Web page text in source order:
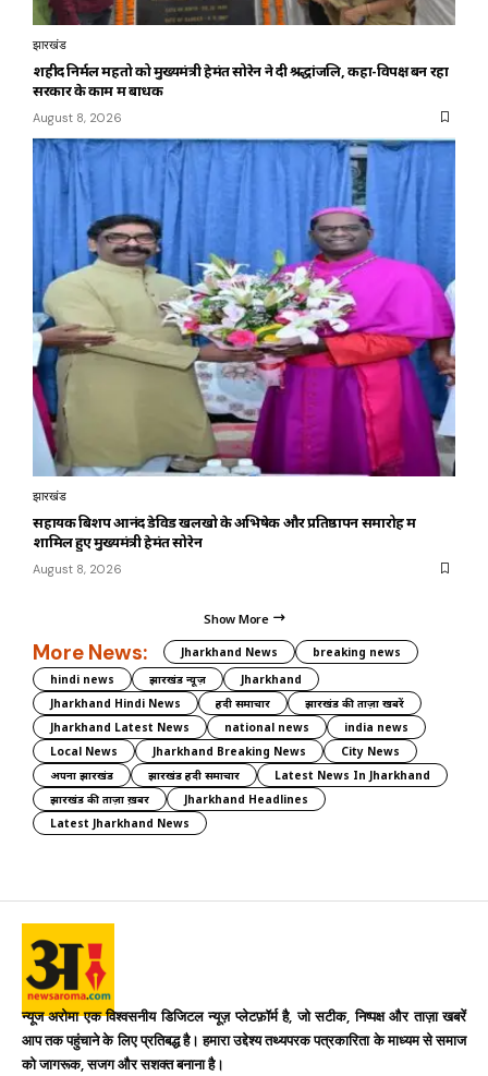
झारखंड
शहीद निर्मल महतो को मुख्यमंत्री हेमंत सोरेन ने दी श्रद्धांजलि, कहा-विपक्ष बन रहा
सरकार के काम में बाधक
August 8, 2026
झारखंड
सहायक बिशप आनंद डेविड खलखो के अभिषेक और प्रतिष्ठापन समारोह में
शामिल हुए मुख्यमंत्री हेमंत सोरेन
August 8, 2026
Show More
More News: Jharkhand News
breaking news
hindi news
झारखंड न्यूज़
Jharkhand
Jharkhand Hindi News
हिंदी समाचार
झारखंड की ताज़ा खबरें
Jharkhand Latest News
national news
india news
Local News
Jharkhand Breaking News
City News
अपना झारखंड
झारखंड हिंदी समाचार
Latest News In Jharkhand
झारखंड की ताज़ा ख़बर
Jharkhand Headlines
Latest Jharkhand News
न्यूज अरोमा एक विश्वसनीय डिजिटल न्यूज़ प्लेटफ़ॉर्म है, जो सटीक, निष्पक्ष और ताज़ा खबरें
आप तक पहुंचाने के लिए प्रतिबद्ध है। हमारा उद्देश्य तथ्यपरक पत्रकारिता के माध्यम से समाज
को जागरूक, सजग और सशक्त बनाना है।